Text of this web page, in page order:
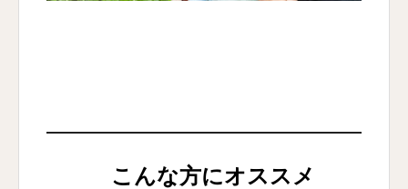
こんな方にオススメ